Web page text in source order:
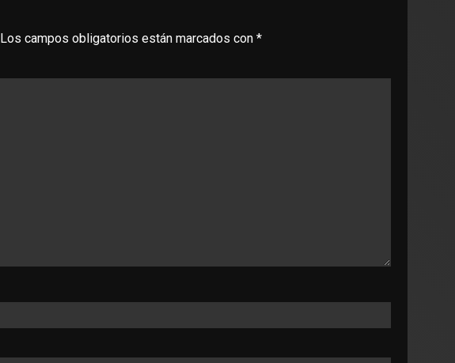
Los campos obligatorios están marcados con *